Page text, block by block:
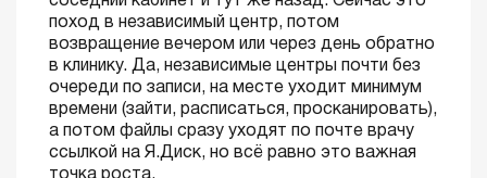
поход в независимый центр, потом
возвращение вечером или через день обратно
в клинику. Да, независимые центры почти без
очереди по записи, на месте уходит минимум
времени (зайти, расписаться, просканировать),
а потом файлы сразу уходят по почте врачу
ссылкой на Я.Диск, но всё равно это важная
точка роста.